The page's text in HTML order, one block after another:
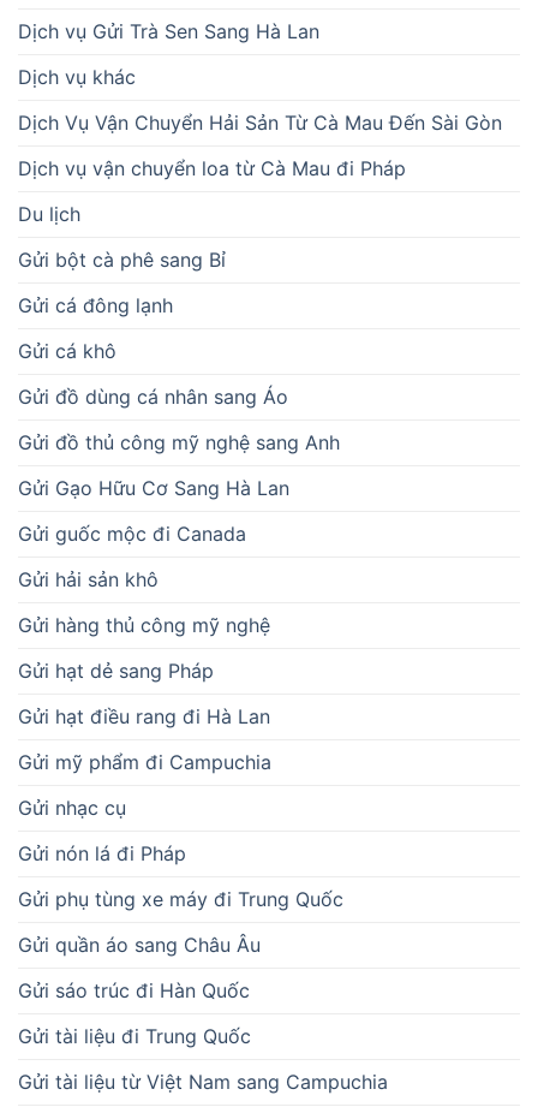
Dịch vụ Gửi Trà Sen Sang Hà Lan
Dịch vụ khác
Dịch Vụ Vận Chuyển Hải Sản Từ Cà Mau Đến Sài Gòn
Dịch vụ vận chuyển loa từ Cà Mau đi Pháp
Du lịch
Gửi bột cà phê sang Bỉ
Gửi cá đông lạnh
Gửi cá khô
Gửi đồ dùng cá nhân sang Áo
Gửi đồ thủ công mỹ nghệ sang Anh
Gửi Gạo Hữu Cơ Sang Hà Lan
Gửi guốc mộc đi Canada
Gửi hải sản khô
Gửi hàng thủ công mỹ nghệ
Gửi hạt dẻ sang Pháp
Gửi hạt điều rang đi Hà Lan
Gửi mỹ phẩm đi Campuchia
Gửi nhạc cụ
Gửi nón lá đi Pháp
Gửi phụ tùng xe máy đi Trung Quốc
Gửi quần áo sang Châu Âu
Gửi sáo trúc đi Hàn Quốc
Gửi tài liệu đi Trung Quốc
Gửi tài liệu từ Việt Nam sang Campuchia